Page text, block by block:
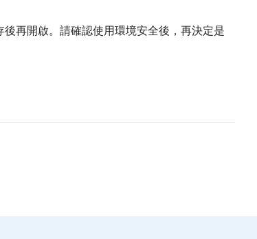
再開啟。請確認使用環境安全後，再決定是